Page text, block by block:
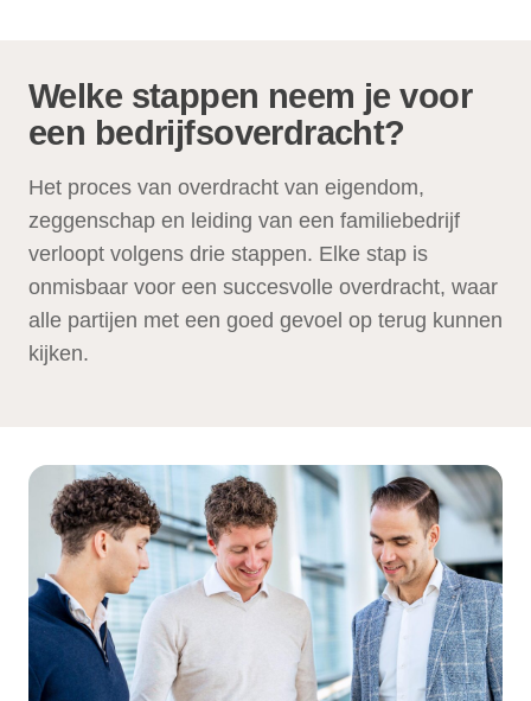
Welke stappen neem je voor
een bedrijfsoverdracht?
Het proces van overdracht van eigendom,
zeggenschap en leiding van een familiebedrijf
verloopt volgens drie stappen. Elke stap is
onmisbaar voor een succesvolle overdracht, waar
alle partijen met een goed gevoel op terug kunnen
kijken.